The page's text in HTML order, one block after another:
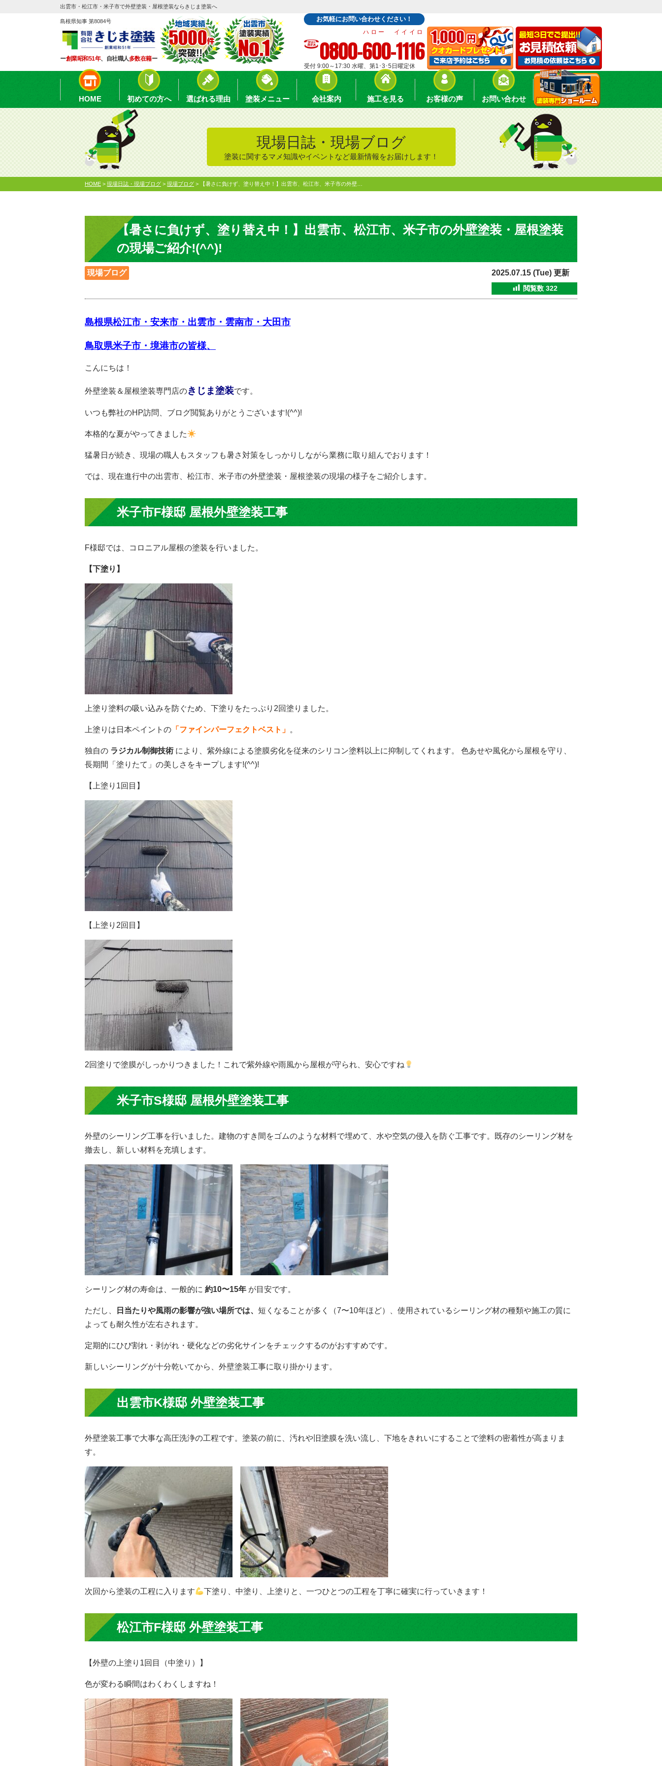
出雲市・松江市・米子市で外壁塗装・屋根塗装ならきじま塗装へ
島根県知事 第8084号
ー創業昭和51年、自社職人多数在籍ー
お気軽にお問い合わせください！
0800-600-1116
ハロー イイイロ
受付 9:00～17:30 水曜、第1･3･5日曜定休
HOME 初めての方へ 選ばれる理由 塗装メニュー 会社案内 施工を見る お客様の声 お問い合わせ
現場日誌・現場ブログ
塗装に関するマメ知識やイベントなど最新情報をお届けします！
HOME > 現場日誌・現場ブログ > 現場ブログ > 【暑さに負けず、塗り替え中！】出雲市、松江市、米子市の外壁…
【暑さに負けず、塗り替え中！】出雲市、松江市、米子市の外壁塗装・屋根塗装
の現場ご紹介!(^^)!
現場ブログ 2025.07.15 (Tue) 更新
閲覧数 322
島根県松江市・安来市・出雲市・雲南市・大田市
鳥取県米子市・境港市の皆様、
こんにちは！
外壁塗装＆屋根塗装専門店のきじま塗装です。
いつも弊社のHP訪問、ブログ閲覧ありがとうございます!(^^)!
本格的な夏がやってきました
猛暑日が続き、現場の職人もスタッフも暑さ対策をしっかりしながら業務に取り組んでおります！
では、現在進行中の出雲市、松江市、米子市の外壁塗装・屋根塗装の現場の様子をご紹介します。
米子市F様邸 屋根外壁塗装工事
F様邸では、コロニアル屋根の塗装を行いました。
【下塗り】
上塗り塗料の吸い込みを防ぐため、下塗りをたっぷり2回塗りました。
上塗りは日本ペイントの 「ファインパーフェクトベスト」 。
独自の ラジカル制御技術 により、紫外線による塗膜劣化を従来のシリコン塗料以上に抑制してくれます。
色あせや風化から屋根を守り、
長期間「塗りたて」の美しさをキープします!(^^)!
【上塗り1回目】
【上塗り2回目】
2回塗りで塗膜がしっかりつきました！これで紫外線や雨風から屋根が守られ、安心ですね
米子市S様邸 屋根外壁塗装工事
外壁のシーリング工事を行いました。建物のすき間をゴムのような材料で埋めて、水や空気の侵入を防ぐ工事です。既存のシーリング材を
撤去し、新しい材料を充填します。
シーリング材の寿命は、一般的に 約10〜15年 が目安です。
ただし、 日当たりや風雨の影響が強い場所では、 短くなることが多く（7〜10年ほど）、使用されているシーリング材の種類や施工の質に
よっても耐久性が左右されます。
定期的にひび割れ・剥がれ・硬化などの劣化サインをチェックするのがおすすめです。
新しいシーリングが十分乾いてから、外壁塗装工事に取り掛かります。
出雲市K様邸 外壁塗装工事
外壁塗装工事で大事な高圧洗浄の工程です。塗装の前に、汚れや旧塗膜を洗い流し、下地をきれいにすることで塗料の密着性が高まりま
す。
次回から塗装の工程に入ります 下塗り、中塗り、上塗りと、一つひとつの工程を丁寧に確実に行っていきます！
松江市F様邸 外壁塗装工事
【外壁の上塗り1回目（中塗り）】
色が変わる瞬間はわくわくしますね！